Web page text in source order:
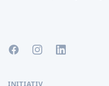
FacebookInstagramLinkedIn
INITIATIV